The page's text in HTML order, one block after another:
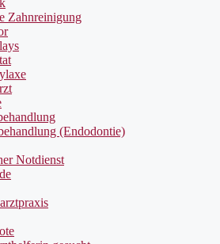
Zahnreinigung
(Endodontie)
Notdienst